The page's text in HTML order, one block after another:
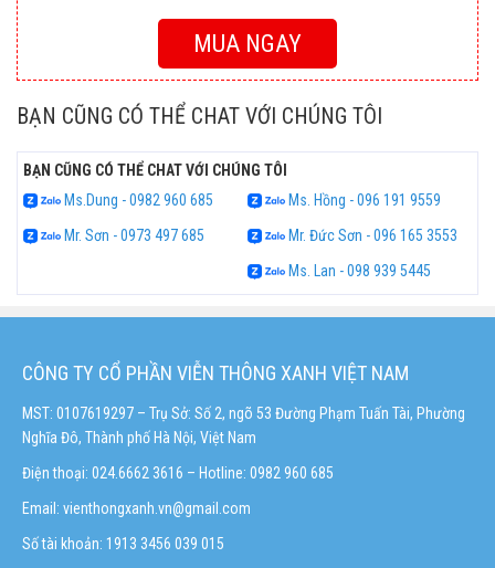
MUA NGAY
BẠN CŨNG CÓ THỂ CHAT VỚI CHÚNG TÔI
BẠN CŨNG CÓ THỂ CHAT VỚI CHÚNG TÔI
Ms.Dung - 0982 960 685
Ms. Hồng - 096 191 9559
Mr. Sơn - 0973 497 685
Mr. Đức Sơn - 096 165 3553
Ms. Lan - 098 939 5445
CÔNG TY CỔ PHẦN VIỄN THÔNG XANH VIỆT NAM
MST: 0107619297 – Trụ Sở: Số 2, ngõ 53 Đường Phạm Tuấn Tài, Phường
Nghĩa Đô, Thành phố Hà Nội, Việt Nam
Điện thoại: 024.6662 3616 – Hotline: 0982 960 685
Email: vienthongxanh.vn@gmail.com
Số tài khoản: 1913 3456 039 015